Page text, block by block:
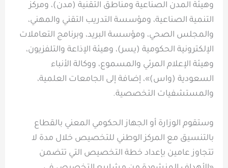
وهيئة المدن الصناعية ومناطق التقنية (مدن)، ومركز
التنمية الصناعية، ومؤسسة التدريب التقني والمهني،
والمجلس الصحي، ومؤسسة البريد، وبرنامج التعاملات
الإلكترونية الحكومية (يسر)، وهيئة الإذاعة والتلفزيون،
وهيئة الإعلام المرئي والمسموع، ووكالة الأنباء
السعودية (واس)»، إضافة إلى الجامعات العلمية،
والمستشفيات التخصصية.
وستقوم الوزارة أو الجهاز الحكومي المعني بالقطاع
بالتنسيق مع المركز الوطني للتخصيص خلال مدة لا
تتجاوز عامين بإعداد خطة التخصيص التي تتضمن